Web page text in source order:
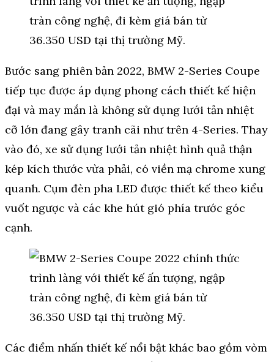
Bước sang phiên bản 2022, BMW 2-Series Coupe
tiếp tục được áp dụng phong cách thiết kế hiện
đại và may mắn là không sử dụng lưới tản nhiệt
cỡ lớn đang gây tranh cãi như trên 4-Series. Thay
vào đó, xe sử dụng lưới tản nhiệt hình quả thận
kép kích thước vừa phải, có viền mạ chrome xung
quanh. Cụm đèn pha LED được thiết kế theo kiểu
vuốt ngược và các khe hút gió phía trước góc
cạnh.
Các điểm nhấn thiết kế nổi bật khác bao gồm vòm